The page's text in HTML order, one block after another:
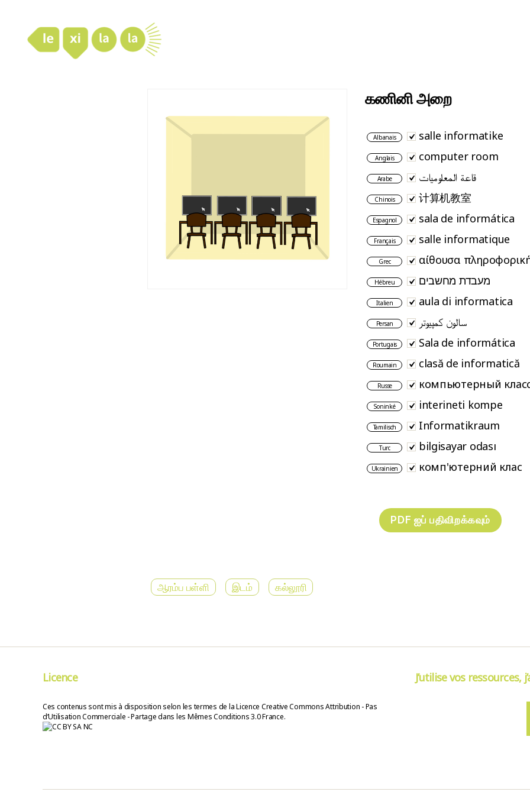
கணினி அறை
Albanais salle informatike
Anglais computer room
Arabe قاعة المعلوميات
Chinois 计算机教室
Espagnol sala de informática
Français salle informatique
Grec αίθουσα
Hébreu מעבדת מחשבים
Italien aula di informatica
Persan سالون کمپیوتر
Portugais Sala de informática
Roumain clasă de informatică
Russe компьютерный
Soninké interineti kompe
Tamilisch Informatikraum
Turc bilgisayar odası
Ukrainien комп'ютерний клас
ஆரம்ப பள்ளி இடம் கல்லூரி
Licence
Ces contenus sont mis à disposition selon les termes de la Licence Creative Commons Attribution - Pas
d’Utilisation Commerciale - Partage dans les Mêmes Conditions 3.0 France.
J’utilise vos